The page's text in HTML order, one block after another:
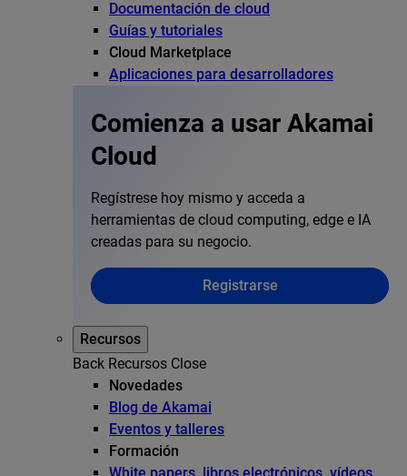
Documentación de cloud
Guías y tutoriales
Cloud Marketplace
Aplicaciones para desarrolladores
Comienza a usar Akamai
Cloud
Regístrese hoy mismo y acceda a
herramientas de cloud computing, edge e IA
creadas para su negocio.
Registrarse
Recursos
Back Recursos Close
Novedades
Blog de Akamai
Eventos y talleres
Formación